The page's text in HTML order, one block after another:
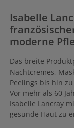
steigern
mindern den
Elastin.
verbessert die
Feuchtigkeit in
Zichorie-Extrakt
straffend
die
junges
Isabelle
moderne
Das breite
Nachtcremes,
Peelings bis hin
Vor mehr als 60
Isabelle Lancray
gesunde Haut zu